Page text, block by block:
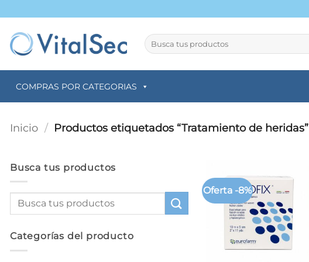
al
contenido
Buscar
por:
COMPRAS POR CATEGORIAS
Inicio / Productos etiquetados “Tratamiento de heridas”
Busca tus productos
Categorías del producto
Oferta -8%